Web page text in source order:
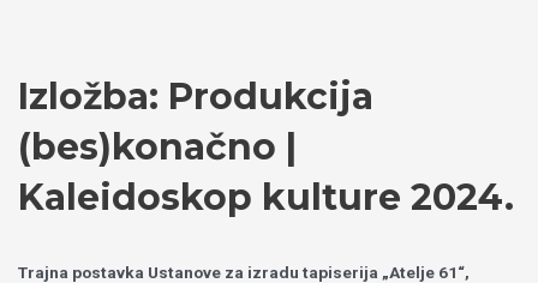
Izložba: Produkcija
(bes)konačno |
Kaleidoskop kulture 2024.
Trajna postavka Ustanove za izradu tapiserija „Atelje 61“,